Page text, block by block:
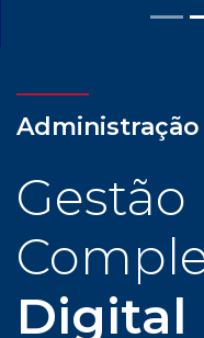
Digital
Com assessoria
CIPA tem todas as
administração
confiança: gestão
previsão